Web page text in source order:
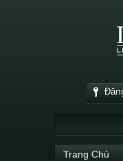
Trang Chủ